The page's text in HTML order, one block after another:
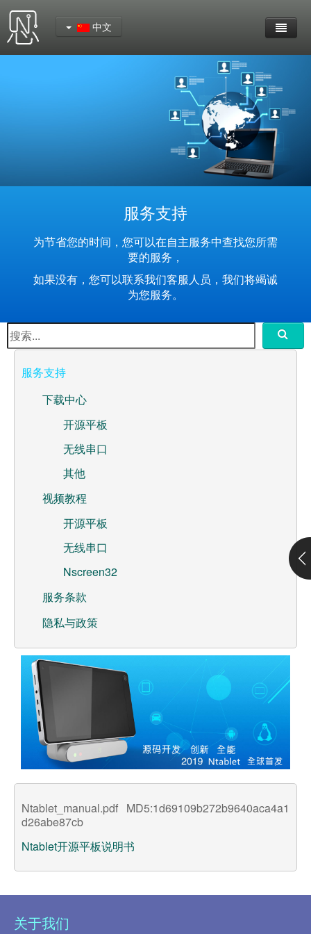
中文
服务支持
为节省您的时间，您可以在自主服务中查找您所需
要的服务，
如果没有，您可以联系我们客服人员，我们将竭诚
为您服务。
服务支持
下载中心
开源平板
无线串口
其他
视频教程
开源平板
无线串口
Nscreen32
服务条款
隐私与政策
Ntablet_manual.pdf MD5:1d69109b272b9640aca4a1
d26abe87cb
Ntablet开源平板说明书
关于我们
YeaCreate-RK3326s-DUOBO 外围板
YeaCreate-ESP32-P4-CORE 核心板
水泵控制器开发板
Wifi无线串口服务器
Nscreen32
ML307A-GSLN-OC开发板
高性价比嵌入式-Nscreen32
关于我们
服务支持
客户服务
在线商店
订单追踪